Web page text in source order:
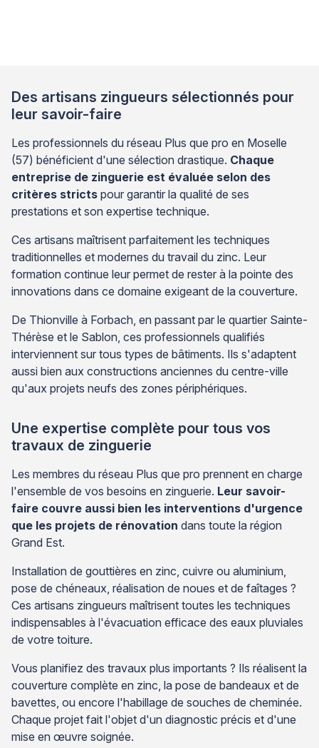
Des artisans zingueurs sélectionnés pour
leur savoir-faire
Les professionnels du réseau Plus que pro en Moselle
(57) bénéficient d'une sélection drastique. Chaque
entreprise de zinguerie est évaluée selon des
critères stricts pour garantir la qualité de ses
prestations et son expertise technique.
Ces artisans maîtrisent parfaitement les techniques
traditionnelles et modernes du travail du zinc. Leur
formation continue leur permet de rester à la pointe des
innovations dans ce domaine exigeant de la couverture.
De Thionville à Forbach, en passant par le quartier Sainte-
Thérèse et le Sablon, ces professionnels qualifiés
interviennent sur tous types de bâtiments. Ils s'adaptent
aussi bien aux constructions anciennes du centre-ville
qu'aux projets neufs des zones périphériques.
Une expertise complète pour tous vos
travaux de zinguerie
Les membres du réseau Plus que pro prennent en charge
l'ensemble de vos besoins en zinguerie. Leur savoir-
faire couvre aussi bien les interventions d'urgence
que les projets de rénovation dans toute la région
Grand Est.
Installation de gouttières en zinc, cuivre ou aluminium,
pose de chéneaux, réalisation de noues et de faîtages ?
Ces artisans zingueurs maîtrisent toutes les techniques
indispensables à l'évacuation efficace des eaux pluviales
de votre toiture.
Vous planifiez des travaux plus importants ? Ils réalisent la
couverture complète en zinc, la pose de bandeaux et de
bavettes, ou encore l'habillage de souches de cheminée.
Chaque projet fait l'objet d'un diagnostic précis et d'une
mise en œuvre soignée.